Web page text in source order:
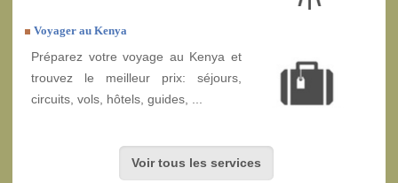
Voyager au Kenya
Préparez votre voyage au Kenya et
trouvez le meilleur prix: séjours,
circuits, vols, hôtels, guides, ...
Voir tous les services